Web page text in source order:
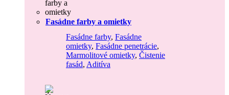
Fasádne farby a omietky
Fasádne farby, Fasádne
omietky, Fasádne penetrácie,
Marmolitové omietky, Čistenie
fasád, Aditíva